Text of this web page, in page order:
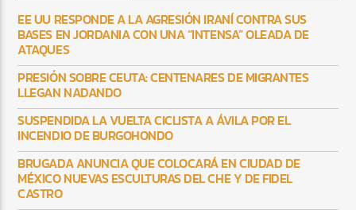
EE UU RESPONDE A LA AGRESIÓN IRANÍ CONTRA SUS
BASES EN JORDANIA CON UNA “INTENSA” OLEADA DE
ATAQUES
PRESIÓN SOBRE CEUTA: CENTENARES DE MIGRANTES
LLEGAN NADANDO
SUSPENDIDA LA VUELTA CICLISTA A ÁVILA POR EL
INCENDIO DE BURGOHONDO
BRUGADA ANUNCIA QUE COLOCARÁ EN CIUDAD DE
MÉXICO NUEVAS ESCULTURAS DEL CHE Y DE FIDEL
CASTRO